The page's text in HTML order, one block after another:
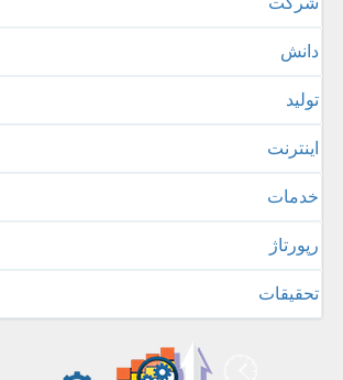
دانش
تولید
اینترنت
خدمات
رپورتاژ
تحقیقات